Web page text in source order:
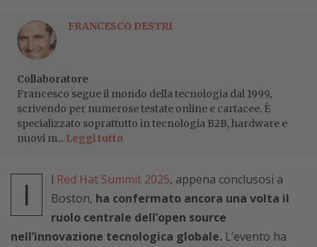
FRANCESCO DESTRI
Collaboratore
Francesco segue il mondo della tecnologia dal 1999,
scrivendo per numerose testate online e cartacee. È
specializzato soprattutto in tecnologia B2B, hardware e
nuovi m... Leggi tutto
I l Red Hat Summit 2025, appena conclusosi a
Boston, ha confermato ancora una volta il
ruolo centrale dell’open source
nell’innovazione tecnologica globale. L’evento ha